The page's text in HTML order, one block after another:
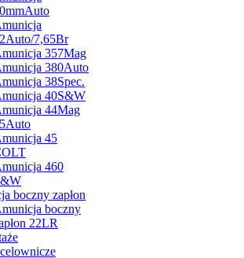
7,65Br
357Mag
380Auto
38Spec.
40S&W
44Mag
45
460
boczny zapłon
boczny
22LR